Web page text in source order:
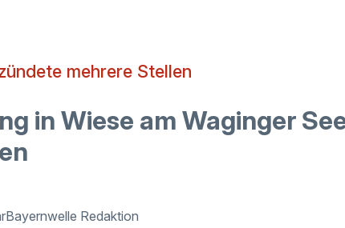
mehrere Stellen
in Wiese am Waginger
Bayernwelle Redaktion